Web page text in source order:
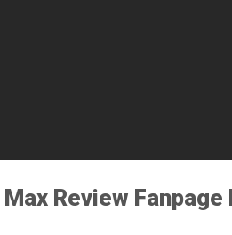
Max Review Fanpage